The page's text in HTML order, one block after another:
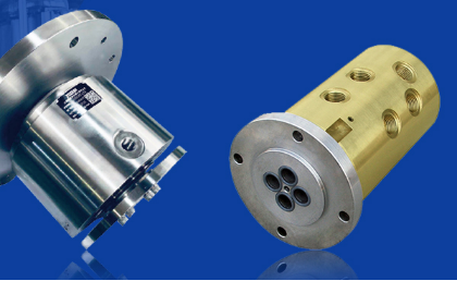
技术中心
常见问答
行业动态